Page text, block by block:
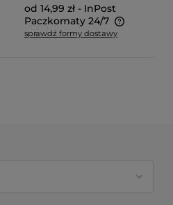
od 14,99 zł - InPost
Paczkomaty 24/7
kosztów płatności
sprawdź formy dostawy